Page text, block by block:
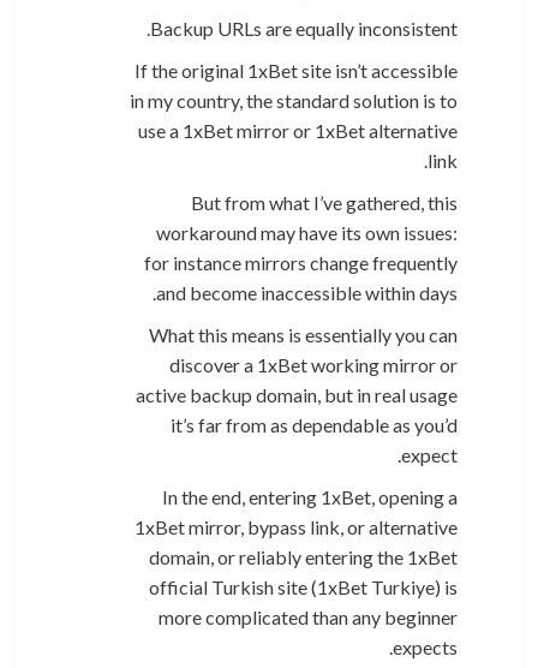
Backup URLs are equally inconsistent.
If the original 1xBet site isn’t accessible
in my country, the standard solution is to
use a 1xBet mirror or 1xBet alternative
link.
But from what I’ve gathered, this
workaround may have its own issues:
for instance mirrors change frequently
and become inaccessible within days.
What this means is essentially you can
discover a 1xBet working mirror or
active backup domain, but in real usage
it’s far from as dependable as you’d
expect.
In the end, entering 1xBet, opening a
1xBet mirror, bypass link, or alternative
domain, or reliably entering the 1xBet
official Turkish site (1xBet Turkiye) is
more complicated than any beginner
expects.